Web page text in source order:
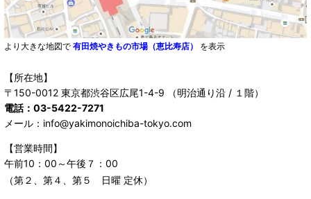
より大きな地図で 有田焼やきもの市場（恵比寿店） を表示
【所在地】
〒150-0012 東京都渋谷区広尾1-4-9 （明治通り沿 / １階）
電話：03-5422-7271
メール：info@yakimonoichiba-tokyo.com
【営業時間】
午前10：00～午後７：00
（第２、第４、第５ 日曜 定休）